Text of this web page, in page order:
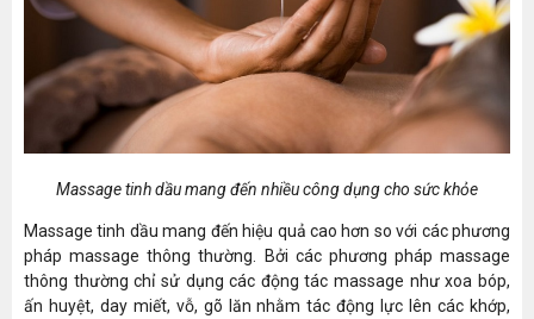
Massage tinh dầu mang đến nhiều công dụng cho sức khỏe
Massage tinh dầu mang đến hiệu quả cao hơn so với các phương
pháp massage thông thường. Bởi các phương pháp massage
thông thường chỉ sử dụng các động tác massage như xoa bóp,
ấn huyệt, day miết, vỗ, gõ lăn nhằm tác động lực lên các khớp,